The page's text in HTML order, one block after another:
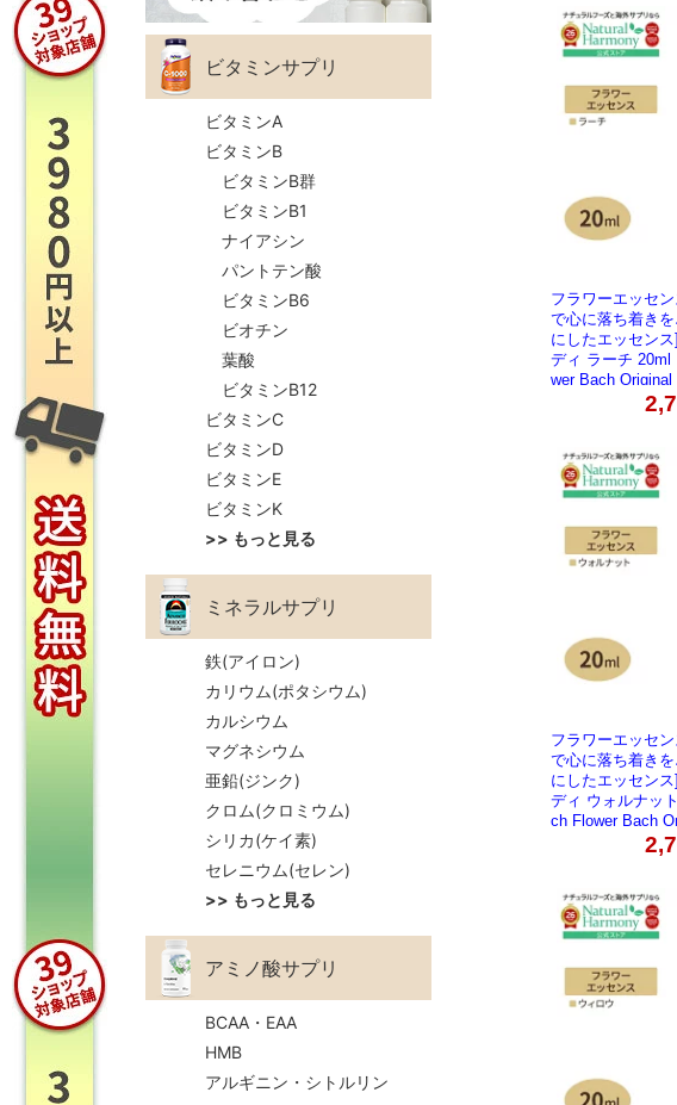
フラワーエッセ
で心に落ち着き
にしたエッセン
ディ ラーチ
wer Bach
ch 0.7 fl oz（20
フラワーエッセ
で心に落ち着き
にしたエッセン
ディ ウォルナッ
ch Flower Bach
es Walnut 0.7 fl